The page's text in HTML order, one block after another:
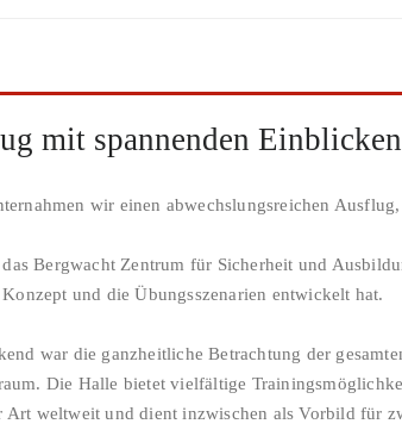
mit spannenden Einblicken
wir einen abwechslungsreichen
Bergwacht Zentrum für Sicherheit und
und die Übungsszenarien entwickelt hat.
war die ganzheitliche Betrachtung der
Die Halle bietet vielfältige
Art weltweit und dient inzwischen als Vorbild für